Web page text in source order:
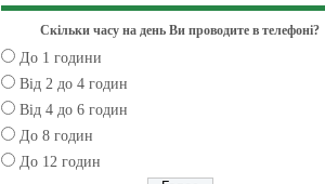
Скільки часу на день Ви проводите в телефоні?
До 1 години
Від 2 до 4 годин
Від 4 до 6 годин
До 8 годин
До 12 годин